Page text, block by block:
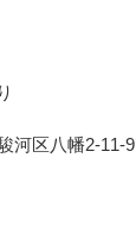
河区八幡2-11-9